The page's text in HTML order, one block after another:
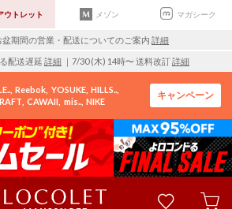
ウトレット メゾン マガシーク
盆期間の営業・配送についてのご案内 詳細
配送遅延 詳細 ｜7/30 (木) 14時〜 送料改訂詳細
Reebok YOSUKE HILLS..
CAWAII mis.. NIKE
キャンペーン